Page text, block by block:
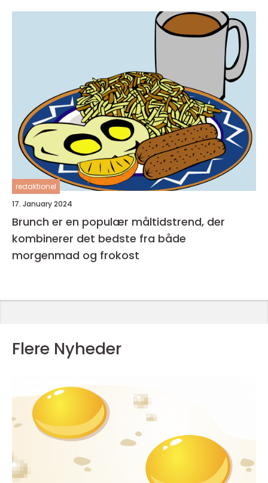
redaktionel
17. January 2024
Brunch er en populær måltidstrend, der
kombinerer det bedste fra både
morgenmad og frokost
Flere Nyheder